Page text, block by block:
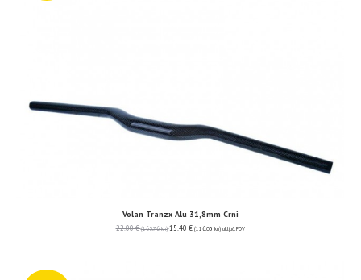
Volan Tranzx Alu 31,8mm Crni
22.00€ (165.76 kn) 15.40 € (116.03 kn) uključ. PDV